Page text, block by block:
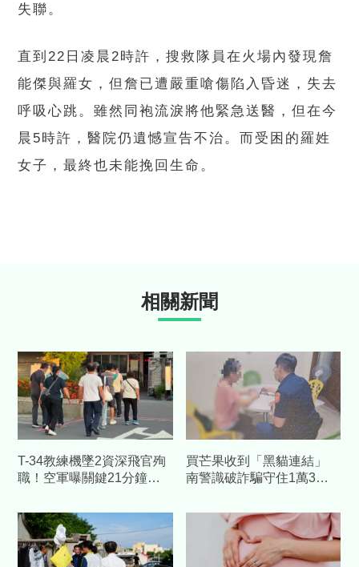
失聯。
直到22日凌晨2時許，搜救隊員在火場內發現詹
能傑與羅女，但詹已遭嚴重嗆傷陷入昏迷，失去
呼吸心跳。雖然同袍流淚將他緊急送醫，但在今
晨5時許，醫院仍遺憾宣告不治。而受困的羅姓
女子，最終也未能挽回生命。
相關新聞
T-34教練機墜2資深飛官殉
職！空軍曝關鍵21分鐘
買芒果收到「黑貓連結」
南警識破詐騙守住1萬3千